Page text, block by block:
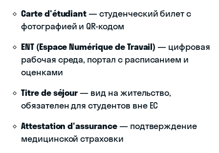
Carte d'étudiant— студенческий билет с
фотографией и QR-кодом
ENT (Espace Numérique de Travail) — цифровая
рабочая среда, портал с расписанием и
оценками
Titre de séjour— вид на жительство,
обязателен для студентов вне ЕС
Attestation d'assurance— подтверждение
медицинской страховки